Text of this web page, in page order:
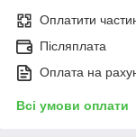
Оплатити
Післяплата
Оплата на
Всі умови оплати